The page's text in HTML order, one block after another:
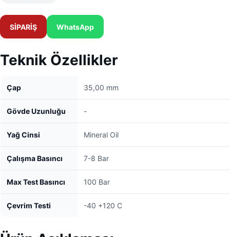
SİPARİŞ WhatsApp
Teknik Özellikler
Çap 35,00 mm
Gövde Uzunluğu -
Yağ Cinsi Mineral Oil
Çalışma Basıncı 7-8 Bar
Max Test Basıncı 100 Bar
Çevrim Testi -40 +120 C